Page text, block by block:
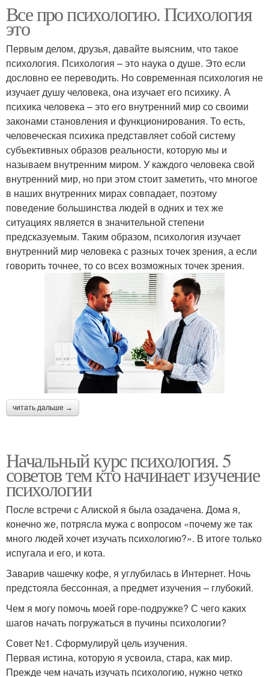
Все про психологию. Психология
это
Первым делом, друзья, давайте выясним, что такое
психология. Психология – это наука о душе. Это если
дословно ее переводить. Но современная психология не
изучает душу человека, она изучает его психику. А
психика человека – это его внутренний мир со своими
законами становления и функционирования. То есть,
человеческая психика представляет собой систему
субъективных образов реальности, которую мы и
называем внутренним миром. У каждого человека свой
внутренний мир, но при этом стоит заметить, что многое
в наших внутренних мирах совпадает, поэтому
поведение большинства людей в одних и тех же
ситуациях является в значительной степени
предсказуемым. Таким образом, психология изучает
внутренний мир человека с разных точек зрения, а если
говорить точнее, то со всех возможных точек зрения.
читать дальше →
Начальный курс психология. 5
советов тем кто начинает изучение
психологии
После встречи с Алиской я была озадачена. Дома я,
конечно же, потрясла мужа с вопросом «почему же так
много людей хочет изучать психологию?». В итоге только
испугала и его, и кота.
Заварив чашечку кофе, я углубилась в Интернет. Ночь
предстояла бессонная, а предмет изучения – глубокий.
Чем я могу помочь моей горе-подружке? С чего каких
шагов начать погружаться в пучины психологии?
Совет №1. Сформулируй цель изучения.
Первая истина, которую я усвоила, стара, как мир.
Прежде чем начать изучать психологию, нужно четко